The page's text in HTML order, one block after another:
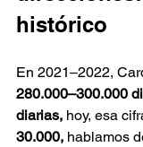
histórico
En 2021–2022,
280.000–300.000
diarias, hoy, esa
30.000, hablamos